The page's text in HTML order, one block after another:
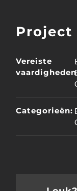
Project
Vereiste
Categorieën: